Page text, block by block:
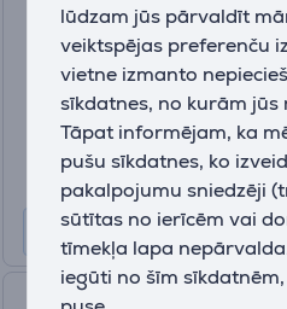
lūdzam jūs pārvaldīt
veiktspējas preferenču
vietne izmanto
sīkdatnes, no kurām
Tāpat informējam, ka
pušu sīkdatnes, ko
pakalpojumu sniedzēji
sūtītas no ierīcēm vai
tīmekļa lapa
iegūti no šīm
Ir
Cena:
139
10